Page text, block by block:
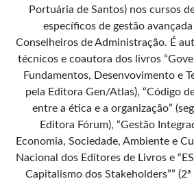
Portuária de Santos) nos cursos
específicos de gestão
Conselheiros de Administração. É
técnicos e coautora dos livros
Fundamentos, Desenvovimento e
pela Editora Gen/Atlas), “Código
entre a ética e a organização”
Editora Fórum), “Gestão
Economia, Sociedade, Ambiente e
Nacional dos Editores de Livros e
Capitalismo dos Stakeholders””